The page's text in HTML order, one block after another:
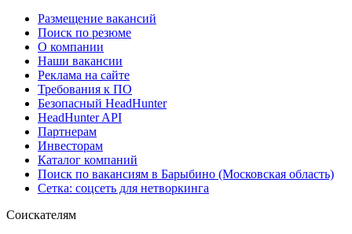
Размещение вакансий
Поиск по резюме
О компании
Наши вакансии
Реклама на сайте
Требования к ПО
Безопасный HeadHunter
HeadHunter API
Партнерам
Инвесторам
Каталог компаний
Поиск по вакансиям в Барыбино (Московская область)
Сетка: соцсеть для нетворкинга
Соискателям